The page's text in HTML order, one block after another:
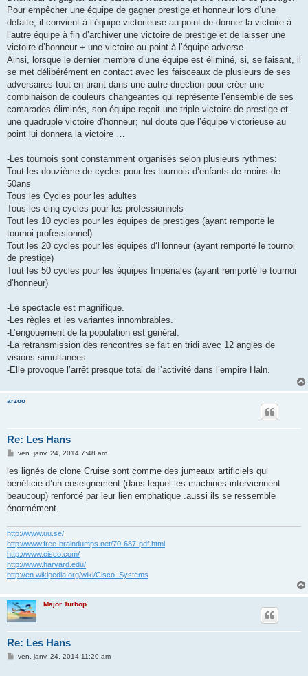
Pour empêcher une équipe de gagner prestige et honneur lors d’une
défaite, il convient à l’équipe victorieuse au point de donner la victoire à
l’autre équipe à fin d’archiver une victoire de prestige et de laisser une
victoire d’honneur + une victoire au point à l’équipe adverse.
Ainsi, lorsque le dernier membre d’une équipe est éliminé, si, se faisant, il
se met délibérément en contact avec les faisceaux de plusieurs de ses
adversaires tout en tirant dans une autre direction pour créer une
combinaison de couleurs changeantes qui représente l’ensemble de ses
camarades éliminés, son équipe reçoit une triple victoire de prestige et
une quadruple victoire d’honneur; nul doute que l’équipe victorieuse au
point lui donnera la victoire …
-Les tournois sont constamment organisés selon plusieurs rythmes:
Tout les douzième de cycles pour les tournois d’enfants de moins de
50ans
Tous les Cycles pour les adultes
Tous les cinq cycles pour les professionnels
Tout les 10 cycles pour les équipes de prestiges (ayant remporté le
tournoi professionnel)
Tout les 20 cycles pour les équipes d‘Honneur (ayant remporté le tournoi
de prestige)
Tout les 50 cycles pour les équipes Impériales (ayant remporté le tournoi
d’honneur)
-Le spectacle est magnifique.
-Les règles et les variantes innombrables.
-L’engouement de la population est général.
-La retransmission des rencontres se fait en tridi avec 12 angles de
visions simultanées
-Elle provoque l’arrêt presque total de l’activité dans l’empire Haln.
arzoo
Re: Les Hans
M
s
a
g
ven. janv. 24, 2014 7:48 am
les lignés de clone Cruise sont comme des jumeaux artificiels qui
bénéficie d’un enseignement (dans lequel les machines interviennent
beaucoup) renforcé par leur lien emphatique .aussi ils se ressemble
énormément.
http://www.uu.se/
http://www.free-braindumps.net/70-687-pdf.html
http://www.cisco.com/
http://www.harvard.edu/
http://en.wikipedia.org/wiki/Cisco_Systems
Major Turbop
Re: Les Hans
Mven. janv. 24, 2014 11:20 am